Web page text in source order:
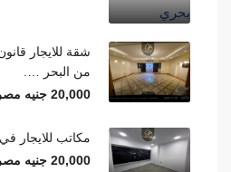
شقة للايجار
من البحر ….
20,000 جنيه مصري
مكاتب للايجار في
20,000 جنيه مصري